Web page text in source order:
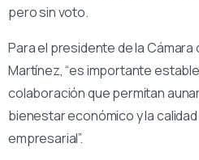
pero sin voto.
Para el presidente de la Cámara
Martínez, “es importante
colaboración que permitan
bienestar económico y la
empresarial”.